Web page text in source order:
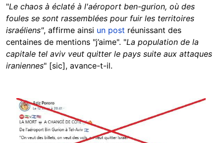
"Le chaos à éclaté à l'aéroport ben-gurion, où des
foules se sont rassemblées pour fuir les territoires
israéliens", affirme ainsi un post réunissant des
centaines de mentions "j’aime". "La population de la
capitale tel aviv veut quitter le pays suite aux attaques
iraniennes" [sic], avance-t-il.
Image